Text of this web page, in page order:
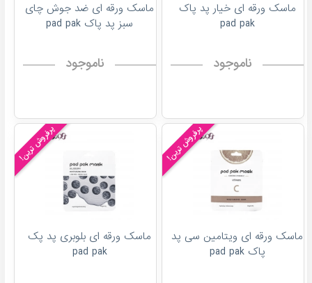
ماسک ورقه ای خیار پد پاک
pad pak
ناموجود
ماسک ورقه ای ضد جوش چای
سبز پد پاک pad pak
ناموجود
پرفروش ترین!
ماسک ورقه ای ویتامین سی پد
پاک pad pak
پرفروش ترین!
ماسک ورقه ای بلوبری پد پک
pad pak